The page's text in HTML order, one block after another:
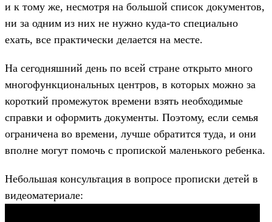
и к тому же, несмотря на большой список документов,
ни за одним из них не нужно куда-то специально
ехать, все практически делается на месте.
На сегодняшний день по всей стране открыто много
многофункциональных центров, в которых можно за
короткий промежуток времени взять необходимые
справки и оформить документы. Поэтому, если семья
ограничена во времени, лучше обратится туда, и они
вполне могут помочь с пропиской маленького ребенка.
Небольшая консультация в вопросе прописки детей в
видеоматериале: